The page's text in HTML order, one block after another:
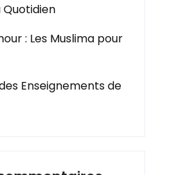
Quotidien
: Les Muslima pour
Enseignements de